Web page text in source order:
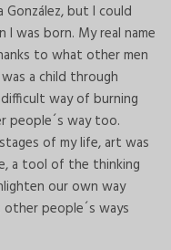
González, but I could
was born. My real name
to what other men
a child through
way of burning
people´s way too.
of my life, art was
a tool of the thinking
our own way
people´s ways